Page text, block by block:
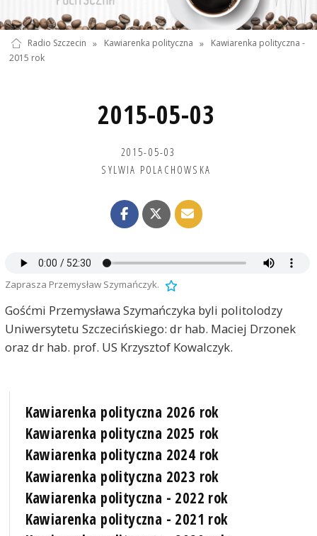
Radio Szczecin » Kawiarenka polityczna »
Kawiarenka polityczna -
2015 rok
2015-05-03
2015-05-03
SYLWIA POLACHOWSKA
Zaprasza Przemysław Szymańczyk.
Gośćmi Przemysława Szymańczyka byli politolodzy
Uniwersytetu Szczecińskiego: dr hab. Maciej Drzonek
oraz dr hab. prof. US Krzysztof Kowalczyk.
Kawiarenka polityczna 2026 rok
Kawiarenka polityczna 2025 rok
Kawiarenka polityczna 2024 rok
Kawiarenka polityczna 2023 rok
Kawiarenka polityczna - 2022 rok
Kawiarenka polityczna - 2021 rok